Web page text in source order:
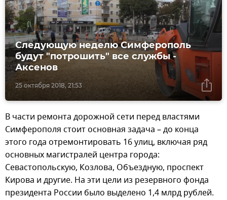
25 октября 2018, 21:53
Следующую неделю Симферополь
будут "потрошить" все службы -
Аксенов
В части ремонта дорожной сети перед властями
Симферополя стоит основная задача – до конца
этого года отремонтировать 16 улиц, включая ряд
основных магистралей центра города:
Севастопольскую, Козлова, Объездную, проспект
Кирова и другие. На эти цели из резервного фонда
президента России было выделено 1,4 млрд рублей.